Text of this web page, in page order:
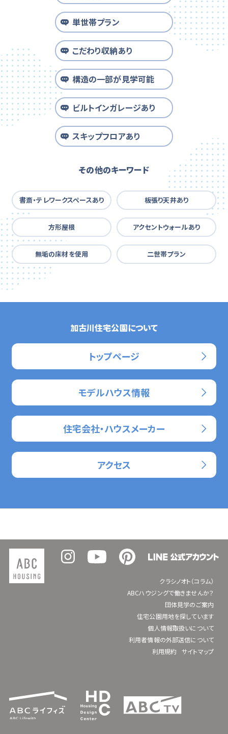
単世帯プラン
こだわり収納あり
構造の一部が見学可能
ビルトインガレージあり
スキップフロアあり
その他のキーワード
書斎・テレワークスペースあり 板張り天井あり
方形屋根 アクセントウォールあり
無垢の床材を使用 二世帯プラン
加古川住宅公園について
トップページ
モデルハウス情報
住宅会社・ハウスメーカー
アクセス
クラシノオト（コラム）
ABCハウジングで働きませんか？
団体見学のご案内
住宅公園用地を探しています
個人情報取扱いについて
利用者情報の外部送信について
利用規約
サイトマップ